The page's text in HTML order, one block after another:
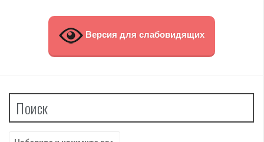
Версия для слабовидящих
Поиск
Найти: